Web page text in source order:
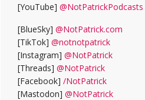
[YouTube] @NotPatrickPodcasts
[BlueSky] @NotPatrick.com
[TikTok] @notnotpatrick
[Instagram] @NotPatrick
[Threads] @NotPatrick
[Facebook] /NotPatrick
[Mastodon] @NotPatrick